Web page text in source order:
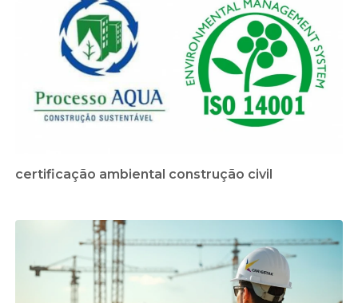
certificação ambiental construção civil